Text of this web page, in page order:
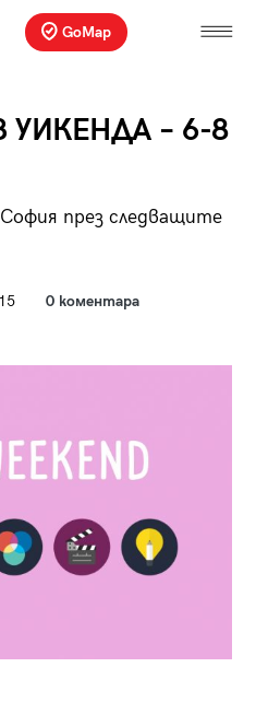
GoMap
– 6-8
през следващите
0 коментара